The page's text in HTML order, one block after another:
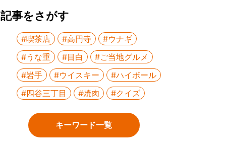
記事をさがす
#喫茶店 #高円寺
#ウナギ
#うな重
#目白
#ご当地グルメ
#岩手
#ウイスキー
#ハイボール
#四谷三丁目
#焼肉 #クイズ
キーワード一覧